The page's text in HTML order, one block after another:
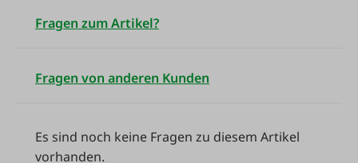
Fragen zum Artikel?
Fragen von anderen Kunden
Es sind noch keine Fragen zu diesem Artikel
vorhanden.